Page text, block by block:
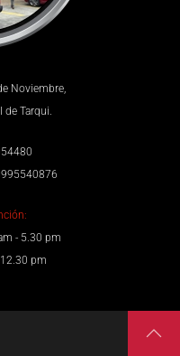
Noviembre,
de Tarqui.
- 5.30 pm
pm